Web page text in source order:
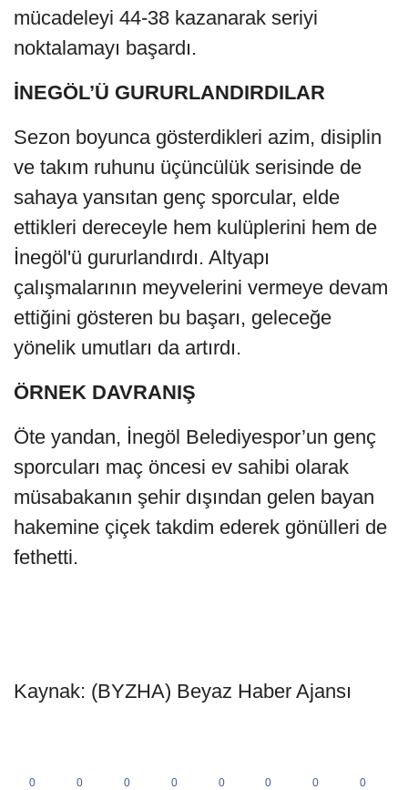
mücadeleyi 44-38 kazanarak seriyi
noktalamayı başardı.
İNEGÖL’Ü GURURLANDIRDILAR
Sezon boyunca gösterdikleri azim, disiplin
ve takım ruhunu üçüncülük serisinde de
sahaya yansıtan genç sporcular, elde
ettikleri dereceyle hem kulüplerini hem de
İnegöl'ü gururlandırdı. Altyapı
çalışmalarının meyvelerini vermeye devam
ettiğini gösteren bu başarı, geleceğe
yönelik umutları da artırdı.
ÖRNEK DAVRANIŞ
Öte yandan, İnegöl Belediyespor’un genç
sporcuları maç öncesi ev sahibi olarak
müsabakanın şehir dışından gelen bayan
hakemine çiçek takdim ederek gönülleri de
fethetti.
Kaynak: (BYZHA) Beyaz Haber Ajansı